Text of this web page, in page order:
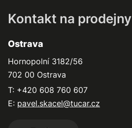
Kontakt na prodejny
Ostrava
Hornopolní 3182/56
702 00 Ostrava
T: +420 608 760 607
E: pavel.skacel@tucar.cz